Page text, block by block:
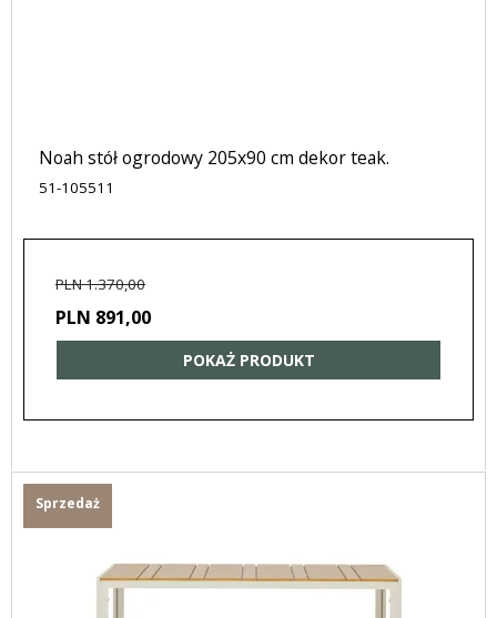
Noah stół ogrodowy 205x90 cm dekor teak.
51-105511
PLN 1.370,00
PLN 891,00
POKAŻ PRODUKT
Sprzedaż